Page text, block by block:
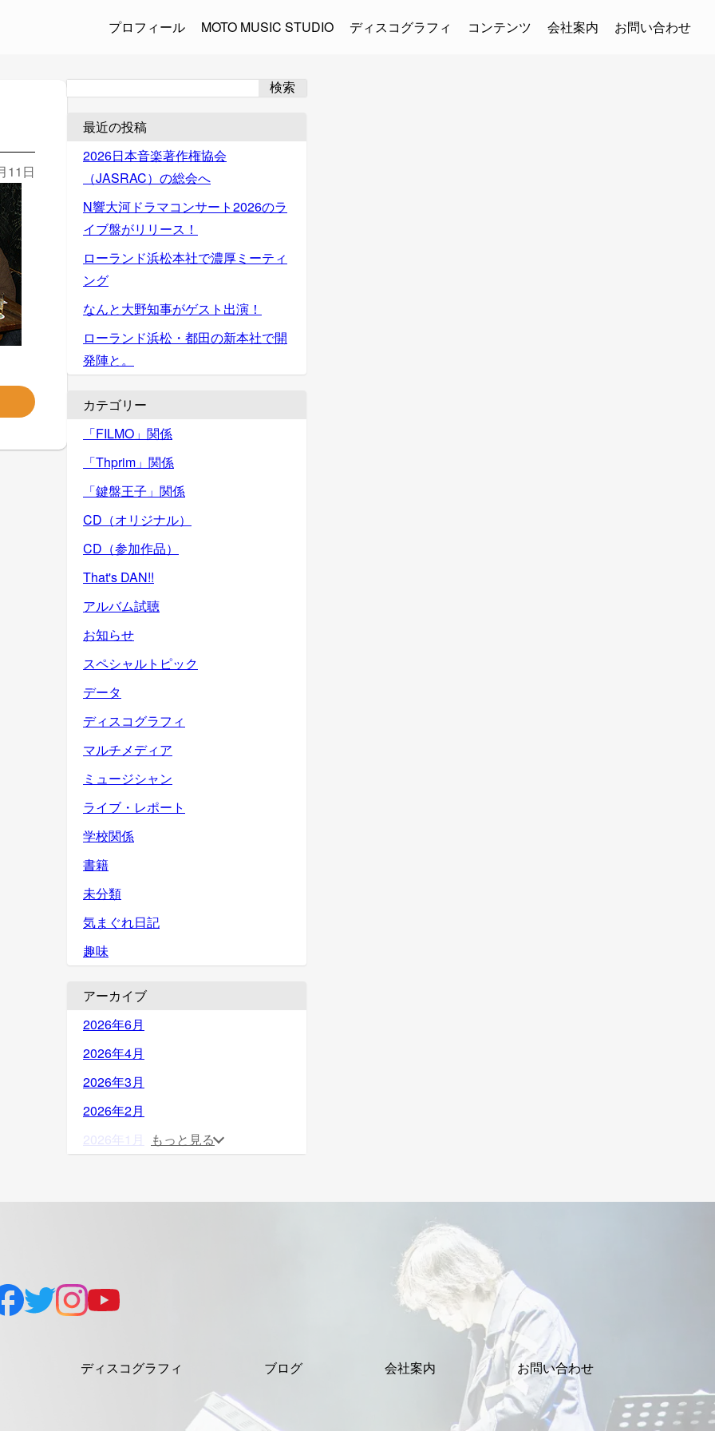
プロフィール MOTO MUSIC STUDIO ディスコグラフィ コンテンツ 会社案内 お問い合わせ
11日
検索
最近の投稿
2026日本音楽著作権協会
（JASRAC）の総会へ
N響大河ドラマコンサート2026のラ
イブ盤がリリース！
ローランド浜松本社で濃厚ミーティ
ング
なんと大野知事がゲスト出演！
ローランド浜松・都田の新本社で開
発陣と。
カテゴリー
「FILMO」関係
「Thprim」関係
「鍵盤王子」関係
CD（オリジナル）
CD（参加作品）
That's DAN!!
アルバム試聴
お知らせ
スペシャルトピック
データ
ディスコグラフィ
マルチメディア
ミュージシャン
ライブ・レポート
学校関係
書籍
未分類
気まぐれ日記
趣味
アーカイブ
2026年6月
2026年4月
2026年3月
2026年2月
2026年1月
2025年8月
2025年7月
2025年5月
もっと見る
ディスコグラフィ ブログ 会社案内 お問い合わせ